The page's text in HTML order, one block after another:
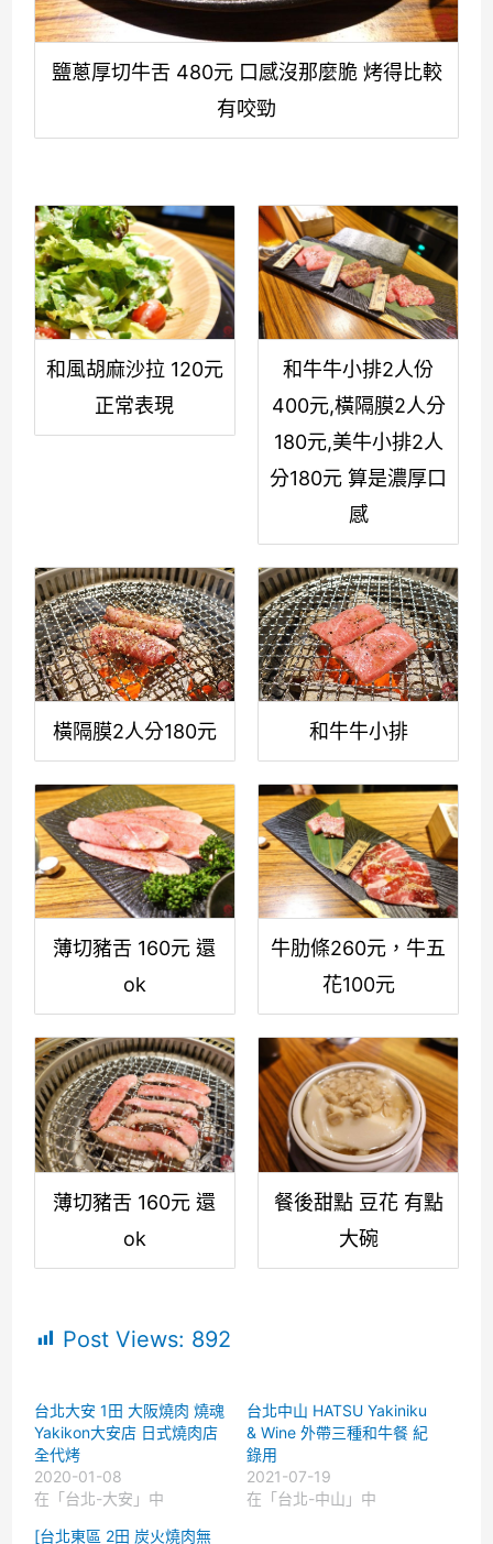
鹽蔥厚切牛舌 480元 口感沒那麼脆 烤得比較
有咬勁
和風胡麻沙拉 120元
正常表現
和牛牛小排2人份
400元,橫隔膜2人分
180元,美牛小排2人
分180元 算是濃厚口
感
橫隔膜2人分180元 和牛牛小排
薄切豬舌 160元 還
ok
牛肋條260元，牛五
花100元
薄切豬舌 160元 還
ok
餐後甜點 豆花 有點
大碗
Post Views: 892
台北大安 1田 大阪燒肉 燒魂
Yakikon大安店 日式燒肉店
全代烤
2020-01-08
在「台北-大安」中
台北中山 HATSU Yakiniku
& Wine 外帶三種和牛餐 紀
錄用
2021-07-19
在「台北-中山」中
[台北東區 2田 炭火燒肉無